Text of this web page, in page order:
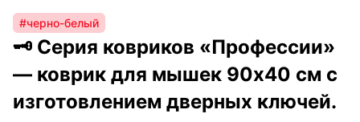
#черно-белый
🗝 Серия ковриков «Профессии»
— коврик для мышек 90х40 см с
изготовлением дверных ключей.